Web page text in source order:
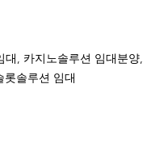
대, 카지노솔루션 임대분양,
롯솔루션 임대